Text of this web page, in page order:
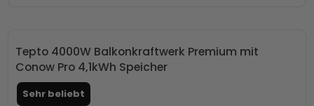
Sehr beliebt
Tepto 4000W Balkonkraftwerk Premium mit
Conow Pro 4,1kWh Speicher